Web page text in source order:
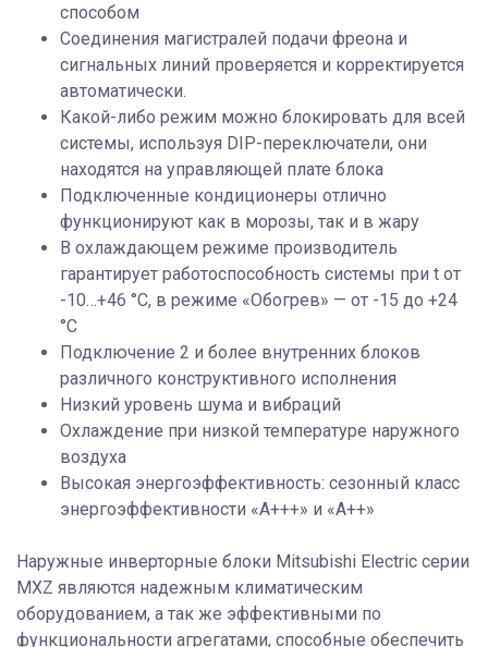
способом
Соединения магистралей подачи фреона и
сигнальных линий проверяется и корректируется
автоматически.
Какой-либо режим можно блокировать для всей
системы, используя DIP-переключатели, они
находятся на управляющей плате блока
Подключенные кондиционеры отлично
функционируют как в морозы, так и в жару
В охлаждающем режиме производитель
гарантирует работоспособность системы при t от
-10…+46 °С, в режиме «Обогрев» — от -15 до +24
°С
Подключение 2 и более внутренних блоков
различного конструктивного исполнения
Низкий уровень шума и вибраций
Охлаждение при низкой температуре наружного
воздуха
Высокая энергоэффективность: сезонный класс
энергоэффективности «А+++» и «А++»
Наружные инверторные блоки Mitsubishi Electric серии
MXZ являются надежным климатическим
оборудованием, а так же эффективными по
функциональности агрегатами, способные обеспечить